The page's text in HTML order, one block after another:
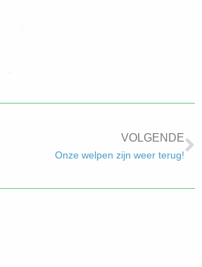
VOLGENDE
Onze welpen zijn weer terug!